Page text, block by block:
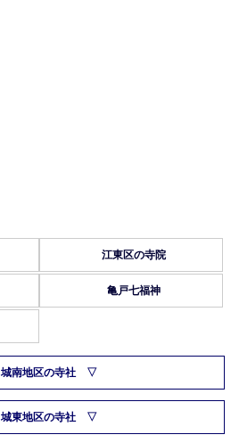
江東区の寺院
亀戸七福神
城南地区の寺社
城東地区の寺社